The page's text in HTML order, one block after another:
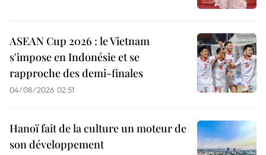
ASEAN Cup 2026 : le Vietnam
s'impose en Indonésie et se
rapproche des demi-finales
04/08/2026 02:51
Hanoï fait de la culture un moteur de
son développement